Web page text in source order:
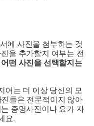
에 사진을 첨부하는 것
을 추가할지 여부는 전
어떤 사진을 선택할지는
어는 더 이상 당신의 모
들은 전문적이지 않아
증명사진이나 요가 자
요.